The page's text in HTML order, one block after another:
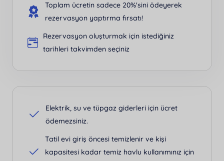
Toplam ücretin sadece 20%'sini ödeyerek
rezervasyon yaptırma fırsatı!
Rezervasyon oluşturmak için istediğiniz
tarihleri takvimden seçiniz
Elektrik, su ve tüpgaz giderleri için ücret
ödemezsiniz.
Tatil evi giriş öncesi temizlenir ve kişi
kapasitesi kadar temiz havlu kullanımınız için